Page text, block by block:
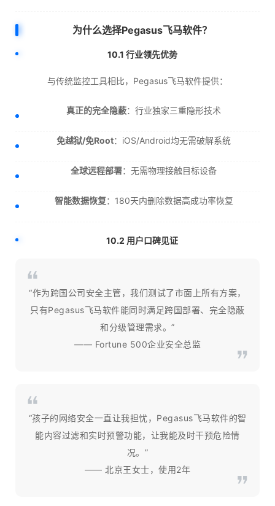
为什么选择Pegasus飞马软件？
10.1 行业领先优势
与传统监控工具相比，Pegasus飞马软件提供：
真正的完全隐蔽：行业独家三重隐形技术
免越狱/免Root：iOS/Android均无需破解系统
全球远程部署：无需物理接触目标设备
智能数据恢复：180天内删除数据高成功率恢复
10.2 用户口碑见证
“作为跨国公司安全主管，我们测试了市面上所有方案，
只有Pegasus飞马软件能同时满足跨国部署、完全隐蔽
和分级管理需求。”
—— Fortune 500企业安全总监
“孩子的网络安全一直让我担忧，Pegasus飞马软件的智
能内容过滤和实时预警功能，让我能及时干预危险情
况。”
—— 北京王女士，使用2年